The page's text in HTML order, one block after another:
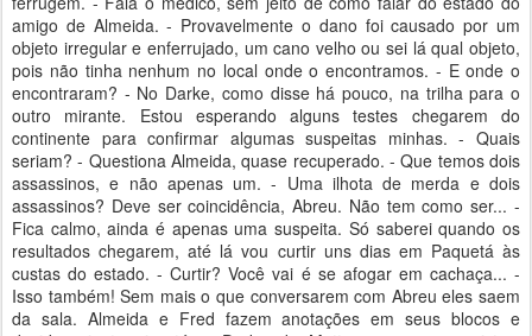
amigo de Almeida. - Provavelmente o dano foi causado por um
objeto irregular e enferrujado, um cano velho ou sei lá qual objeto,
pois não tinha nenhum no local onde o encontramos. - E onde o
encontraram? - No Darke, como disse há pouco, na trilha para o
outro mirante. Estou esperando alguns testes chegarem do
continente para confirmar algumas suspeitas minhas. - Quais
seriam? - Questiona Almeida, quase recuperado. - Que temos dois
assassinos, e não apenas um. - Uma ilhota de merda e dois
assassinos? Deve ser coincidência, Abreu. Não tem como ser... -
Fica calmo, ainda é apenas uma suspeita. Só saberei quando os
resultados chegarem, até lá vou curtir uns dias em Paquetá às
custas do estado. - Curtir? Você vai é se afogar em cachaça... -
Isso também! Sem mais o que conversarem com Abreu eles saem
da sala. Almeida e Fred fazem anotações em seus blocos e